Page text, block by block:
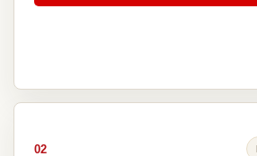
02